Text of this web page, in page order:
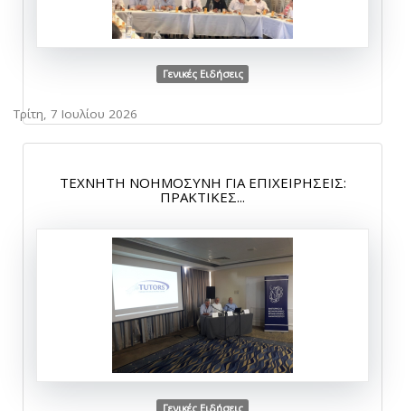
Γενικές Ειδήσεις
Τρίτη, 7 Ιουλίου 2026
ΤΕΧΝΗΤΗ ΝΟΗΜΟΣΥΝΗ ΓΙΑ ΕΠΙΧΕΙΡΗΣΕΙΣ:
ΠΡΑΚΤΙΚΕΣ...
Γενικές Ειδήσεις